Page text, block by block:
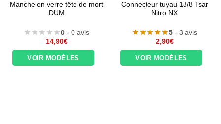
Manche en verre tête de mort
DUM
0 - 0 avis
14,90€
VOIR MODÈLES
Connecteur tuyau 18/8 Tsar
Nitro NX
5 - 3 avis
2,90€
VOIR MODÈLES